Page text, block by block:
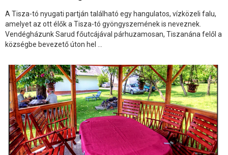
A Tisza-tó nyugati partján található egy hangulatos, vízközeli falu,
amelyet az ott élők a Tisza-tó gyöngyszemének is neveznek.
Vendégházunk Sarud főutcájával párhuzamosan, Tiszanána felől a
községbe bevezető úton hel ...